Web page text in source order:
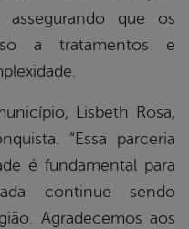
assegurando que os
a tratamentos e
Lisbeth Rosa,
“Essa parceria
é fundamental para
continue sendo
Agradecemos aos